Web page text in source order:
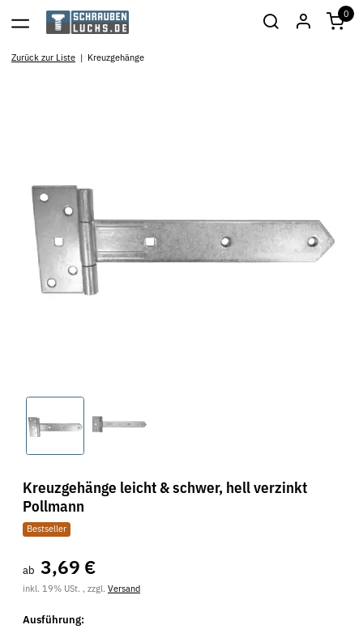
0
Zurück zur Liste Kreuzgehänge
Kreuzgehänge leicht & schwer, hell verzinkt
Pollmann
Bestseller
ab 3,69 €
inkl. 19% USt. , zzgl. Versand
Ausführung: